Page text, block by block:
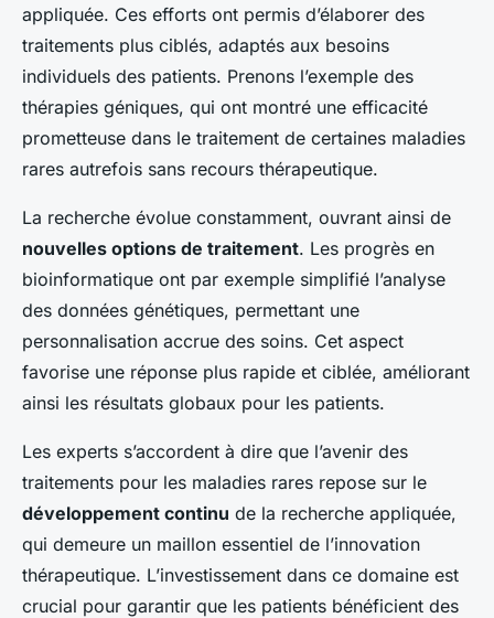
appliquée. Ces efforts ont permis d’élaborer des
traitements plus ciblés, adaptés aux besoins
individuels des patients. Prenons l’exemple des
thérapies géniques, qui ont montré une efficacité
prometteuse dans le traitement de certaines maladies
rares autrefois sans recours thérapeutique.
La recherche évolue constamment, ouvrant ainsi de
nouvelles options de traitement. Les progrès en
bioinformatique ont par exemple simplifié l’analyse
des données génétiques, permettant une
personnalisation accrue des soins. Cet aspect
favorise une réponse plus rapide et ciblée, améliorant
ainsi les résultats globaux pour les patients.
Les experts s’accordent à dire que l’avenir des
traitements pour les maladies rares repose sur le
développement continu de la recherche appliquée,
qui demeure un maillon essentiel de l’innovation
thérapeutique. L’investissement dans ce domaine est
crucial pour garantir que les patients bénéficient des